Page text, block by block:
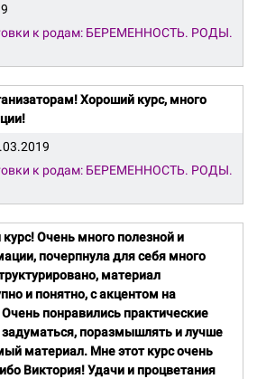
к родам: БЕРЕМЕННОСТЬ. РОДЫ.
Хороший курс, много
к родам: БЕРЕМЕННОСТЬ. РОДЫ.
Очень много полезной и
почерпнула для себя много
материал
и понятно, с акцентом на
понравились практические
задуматься, поразмышлять и лучше
материал. Мне этот курс очень
Виктория! Удачи и процветания